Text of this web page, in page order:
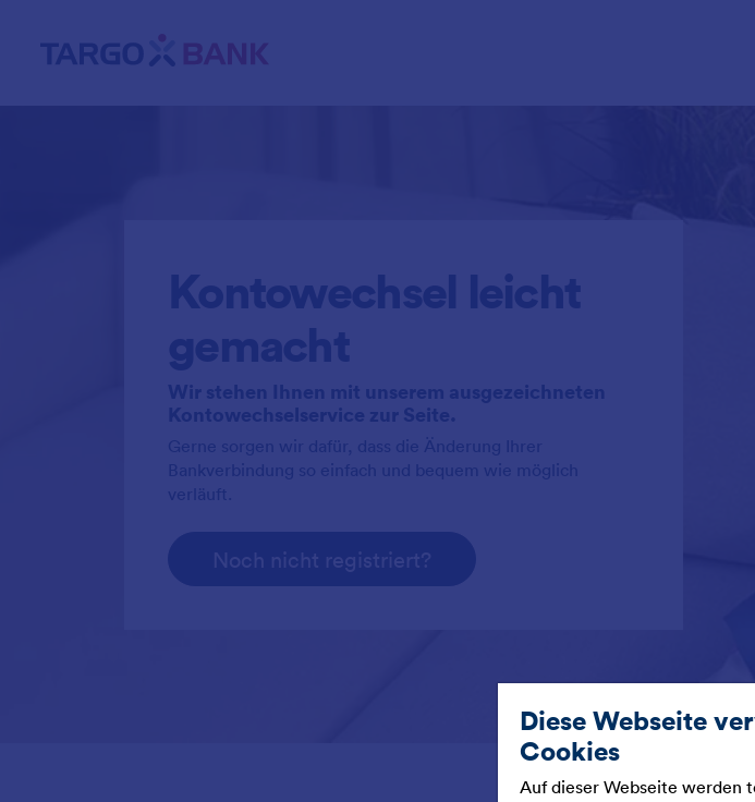
Kontowechsel leicht
gemacht
Wir stehen Ihnen mit unserem ausgezeichneten
Kontowechselservice zur Seite.
Gerne sorgen wir dafür, dass die Änderung Ihrer
Bankverbindung so einfach und bequem wie möglich
verläuft.
Noch nicht registriert?
Diese Webseite
Cookies
Auf dieser Webseite werden